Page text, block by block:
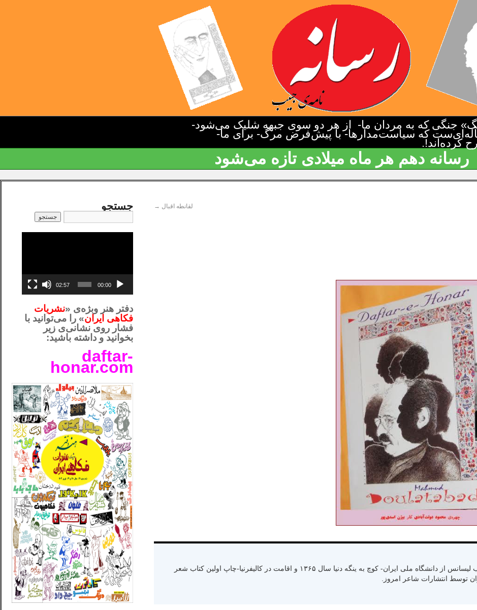
جنگی که به مردان ما- از هر دو سوی جبهه شلیک می‌شود-
که سیاست‌مدارها- با پیش‌فرض مرگ- برای ما-
کرده‌اند!.
رسانه دهم هر ماه میلادی تازه می‌شود
لقانطه اقبال →
متولد سال ۱۳۳۰ رشت استان گیلان- کسب لیسانس از دانشگاه ملی ایران- کوچ به ینگه دنیا سال ۱۳۶۵ و اقامت در کالیفرنیا-چاپ اولین کتاب شعر
جستجو
00:00
02:57
دفتر هنر وبژه‌ی «نشریات
فکاهی ایران» را می‌توانید با
فشار روی نشانی‌ی زیر
بخوانید و داشته باشید:
daftar-
honar.com